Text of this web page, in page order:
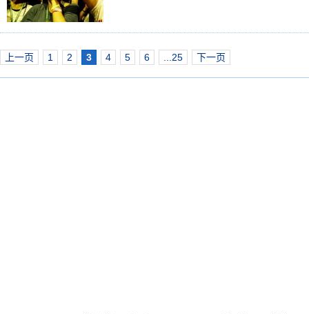
上一页 1 2 3 4 5 6 ...25 下一页